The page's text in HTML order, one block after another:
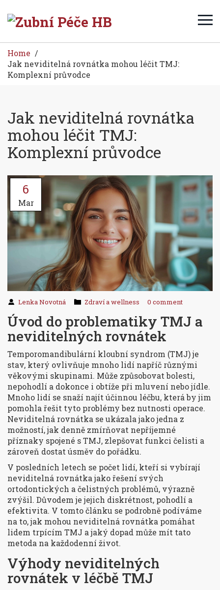
Home
Jak neviditelná rovnátka mohou léčit TMJ:
Komplexní průvodce
Jak neviditelná rovnátka
mohou léčit TMJ:
Komplexní průvodce
6
Mar
Lenka Novotná Zdraví a wellness 0 comment
Úvod do problematiky TMJ a
neviditelných rovnátek
Temporomandibulární kloubní syndrom (TMJ) je
stav, který ovlivňuje mnoho lidí napříč různými
věkovými skupinami. Může způsobovat bolesti,
nepohodlí a dokonce i obtíže při mluvení nebo jídle.
Mnoho lidí se snaží najít účinnou léčbu, která by jim
pomohla řešit tyto problémy bez nutnosti operace.
Neviditelná rovnátka se ukázala jako jedna z
možností, jak denně zmírňovat nepříjemné
příznaky spojené s TMJ, zlepšovat funkci čelisti a
zároveň dostat úsměv do pořádku.
V posledních letech se počet lidí, kteří si vybírají
neviditelná rovnátka jako řešení svých
ortodontických a čelistných problémů, výrazně
zvýšil. Důvodem je jejich diskrétnost, pohodlí a
efektivita. V tomto článku se podrobně podíváme
na to, jak mohou neviditelná rovnátka pomáhat
lidem trpícím TMJ a jaký dopad může mít tato
metoda na každodenní život.
Výhody neviditelných
rovnátek v léčbě TMJ